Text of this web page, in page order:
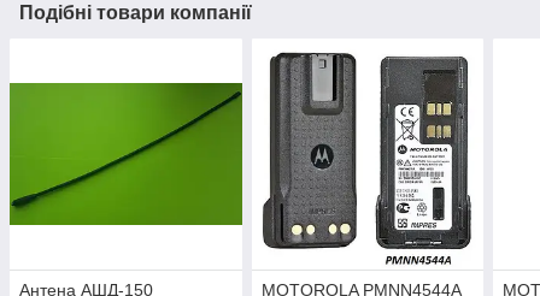
Подібні товари компанії
Антена АШД-150
MOTOROLA PMNN4544A